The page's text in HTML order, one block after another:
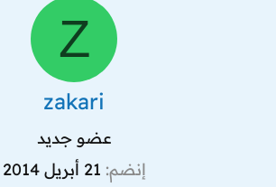
Z
zakari
عضو جديد
إنضم 21 أبريل 2014